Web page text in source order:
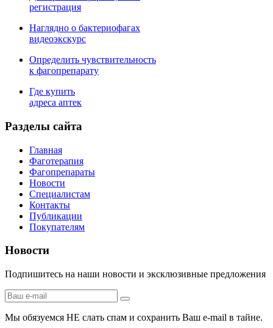
регистрация
Наглядно о бактериофагах
видеоэкскурс
Определить чувствительность
к фагопрепарату
Где купить
адреса аптек
Разделы сайта
Главная
Фаготерапия
Фагопрепараты
Новости
Специалистам
Контакты
Публикации
Покупателям
Новости
Подпишитесь на наши новости и эксклюзивные предложения
Мы обязуемся НЕ слать спам и сохранить Ваш e-mail в тайне.